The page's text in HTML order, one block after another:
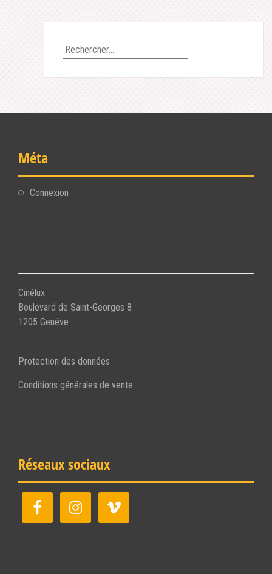
Rechercher :
Méta
Connexion
Cinélux
Boulevard de Saint-Georges 8
1205 Genéve
Protection des données
Conditions générales de vente
Réseaux sociaux